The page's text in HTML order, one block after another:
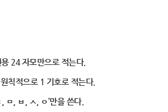
24 자모만으로 적는다.
칙적으로 1 기호로 적는다.
ㅁ, ㅂ, ㅅ, ㅇ’만을 쓴다.